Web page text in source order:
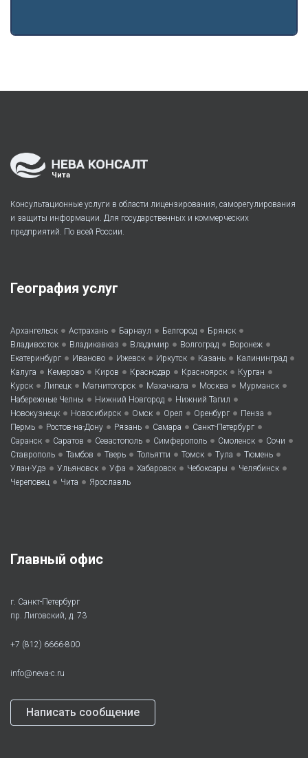
Чита
Консультационные услуги в области лицензирования, саморегулирования
и защиты информации. Для государственных и коммерческих
предприятий. По всей России.
География услуг
Архангельск • Астрахань • Барнаул • Белгород • Брянск •
Владивосток • Владикавказ • Владимир • Волгоград • Воронеж •
Екатеринбург • Иваново • Ижевск • Иркутск • Казань • Калининград •
Калуга • Кемерово • Киров • Краснодар • Красноярск • Курган •
Курск • Липецк • Магнитогорск • Махачкала • Москва • Мурманск •
Набережные Челны • Нижний Новгород • Нижний Тагил •
Новокузнецк • Новосибирск • Омск • Орел • Оренбург • Пенза •
Пермь • Ростов-на-Дону • Рязань • Самара • Санкт-Петербург •
Саранск • Саратов • Севастополь • Симферополь • Смоленск • Сочи •
Ставрополь • Тамбов • Тверь • Тольятти • Томск • Тула • Тюмень •
Улан-Удэ • Ульяновск • Уфа • Хабаровск • Чебоксары • Челябинск •
Череповец • Чита • Ярославль
Главный офис
г. Санкт-Петербург
пр. Лиговский, д. 73
+7 (812) 6666-800
info@neva-c.ru
Написать сообщение